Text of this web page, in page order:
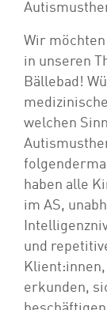
Wir
in unseren
Bällebad!
welchen
haben alle
im AS,
und
erkunden,